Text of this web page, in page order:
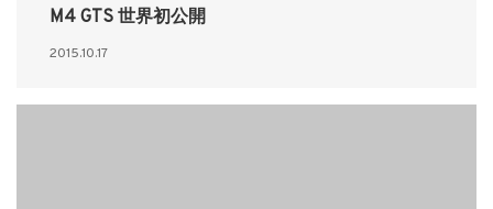
M4 GTS 世界初公開
2015.10.17